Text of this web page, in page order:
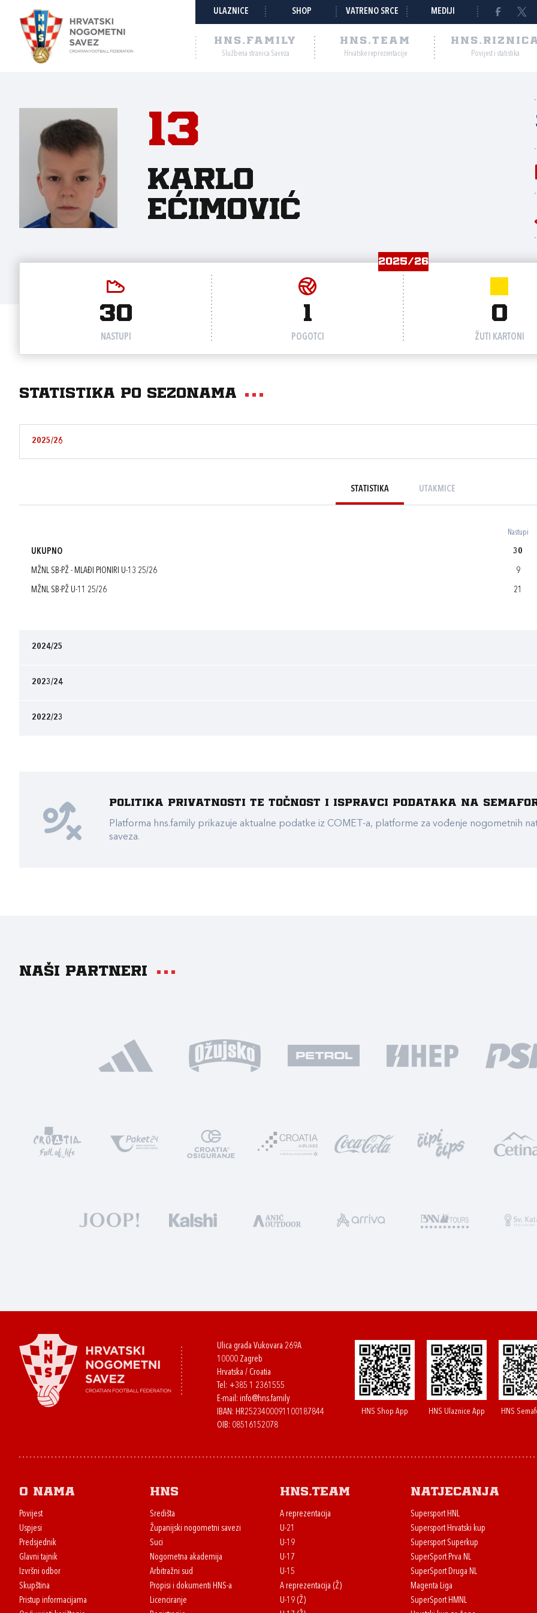
ULAZNICE SHOP VATRENO SRCE MEDIJI
HNS.FAMILY
Službena stranica Saveza
HNS.TEAM
Hrvatske reprezentacije Povijest i statistika
13
Karlo
Ećimović
2025/26
30
NASTUPI
1
POGOTCI
0
ŽUTI KARTONI
Statistika po sezonama
2025/26
STATISTIKA UTAKMICE
Nastupi
UKUPNO 30
MŽNL SB-PŽ - MLAĐI PIONIRI U-13 25/26 9
MŽNL SB-PŽ U-11 25/26 21
2024/25
2023/24
2022/23
Politika privatnosti te točnost i ispravci podataka na
Platforma hns.family prikazuje aktualne podatke iz COMET-a, platforme za vođenje nogometnih
saveza.
Naši partneri
Ulica grada Vukovara 269A
10000 Zagreb
Hrvatska / Croatia
Tel: +385 1 2361555
E-mail: info@hns.family
IBAN: HR2523400091100187844
OIB: 08516152078
HNS Shop App HNS Ulaznice App HNS
O nama
Povijest
Uspjesi
Predsjednik
Glavni tajnik
Izvršni odbor
Skupština
Pristup informacijama
HNS
Središta
Županijski nogometni savezi
Suci
Nogometna akademija
Arbitražni sud
Propisi i dokumenti HNS-a
Licenciranje
HNS.team
A reprezentacija
U-21
U-19
U-17
U-15
A reprezentacija (Ž)
U-19 (Ž)
Natjecanja
Supersport HNL
Supersport Hrvatski kup
Supersport Superkup
SuperSport Prva NL
SuperSport Druga NL
Magenta Liga
SuperSport HMNL